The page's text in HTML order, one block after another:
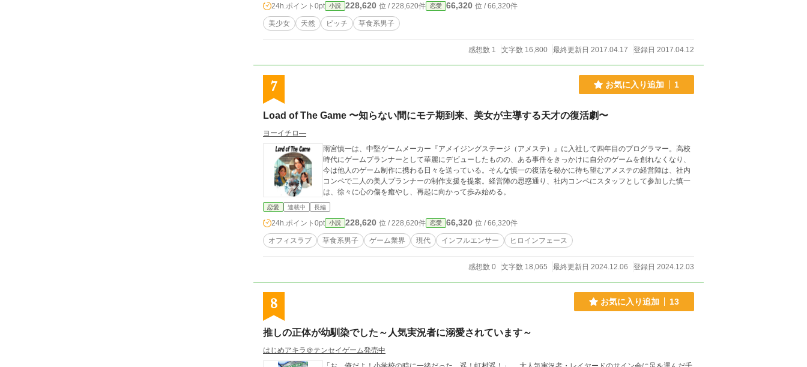
24h.ポイント 0pt 小説 228,620 位 / 228,620件 恋愛 66,320 位 / 66,320件
美少女 天然 ビッチ 草食系男子
感想数 1 文字数 16,800 最終更新日 2017.04.17 登録日 2017.04.12
7 お気に入り追加 1
Load of The Game 〜知らない間にモテ期到来、美女が主導する天才の復活劇〜
ヨーイチロ―
雨宮慎一は、中堅ゲームメーカー『アメイジングステージ（アメステ）』に入社して四年目のプログラマー。高校
時代にゲームプランナーとして華麗にデビューしたものの、ある事件をきっかけに自分のゲームを創れなくなり、
今は他人のゲーム制作に携わる日々を送っている。そんな慎一の復活を秘かに待ち望むアメステの経営陣は、社内
コンペで二人の美人プランナーの制作支援を提案。経営陣の思惑通り、社内コンペにスタッフとして参加した慎一
は、徐々に心の傷を癒やし、再起に向かって歩み始める。
恋愛 連載中 長編
24h.ポイント 0pt 小説 228,620 位 / 228,620件 恋愛 66,320 位 / 66,320件
オフィスラブ 草食系男子 ゲーム業界 現代 インフルエンサー ヒロインフェース
感想数 0 文字数 18,065 最終更新日 2024.12.06 登録日 2024.12.03
8 お気に入り追加 13
推しの正体が幼馴染でした～人気実況者に溺愛されています～
はじめアキラ＠テンセイゲーム発売中